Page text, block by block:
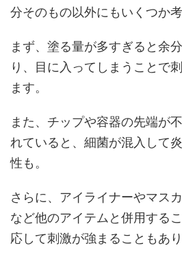
分そのもの以外にもいくつか考
まず、塗る量が多すぎると余
り、目に入ってしまうことで
ます。
また、チップや容器の先端が
れていると、細菌が混入して
性も。
さらに、アイライナーやマス
など他のアイテムと併用する
応して刺激が強まることもあり